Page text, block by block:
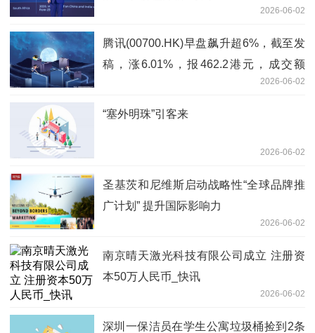
2026-06-02
腾讯(00700.HK)早盘飙升超6%，截至发
稿，涨6.01%，报462.2港元，成交额
2026-06-02
“塞外明珠”引客来
2026-06-02
圣基茨和尼维斯启动战略性“全球品牌推
广计划” 提升国际影响力
2026-06-02
南京晴天激光科技有限公司成立 注册资
本50万人民币_快讯
2026-06-02
深圳一保洁员在学生公寓垃圾桶捡到2条